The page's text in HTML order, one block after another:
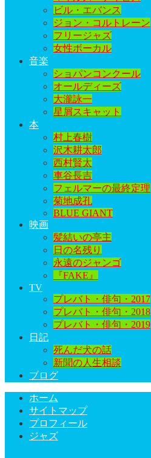
ビル・エバンス
ジョン・コルトレーン
フリージャズ
女性ボーカル
音楽
ショパンコンクール
オールディーズ
大瀧詠一
星屑スキャット
本
村上春樹
沢木耕太郎
西村賢太
車谷長吉
フェルマーの最終定理
菊地成孔
BLUE GIANT
映画
髪結いの亭主
日の名残り
永遠のジャンゴ
『FAKE』
TV
プレバト・俳句・2017
プレバト・俳句・2018
プレバト・俳句・2019
日記
死んだ犬の話
新聞の人生相談
ブログ
ホーム
サイトマップ
プロフィール
ジャズ